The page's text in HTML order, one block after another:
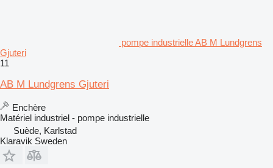
pompe industrielle AB M Lundgrens
Gjuteri
11
AB M Lundgrens Gjuteri
Enchère
Matériel industriel - pompe industrielle
Suède, Karlstad
Klaravik Sweden